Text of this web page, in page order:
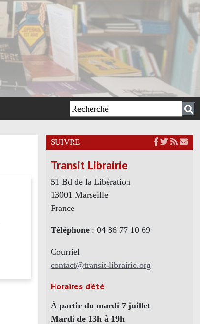
SUIVRE
Transit Librairie
51 Bd de la Libération
13001 Marseille
France
Téléphone: 04 86 77 10 69
Courriel
contact@transit-librairie.org
Horaires d’été
À partir du mardi 7 juillet
Mardi de 13h à 19h